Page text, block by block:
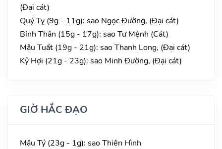
(Đại cát)
Quý Tỵ (9g - 11g): sao Ngọc Đường, (Đại cát)
Bính Thân (15g - 17g): sao Tư Mệnh (Cát)
Mậu Tuất (19g - 21g): sao Thanh Long, (Đại cát)
Kỷ Hợi (21g - 23g): sao Minh Đường, (Đại cát)
GIỜ HẮC ĐẠO
Mậu Tý (23g - 1g): sao Thiên Hình